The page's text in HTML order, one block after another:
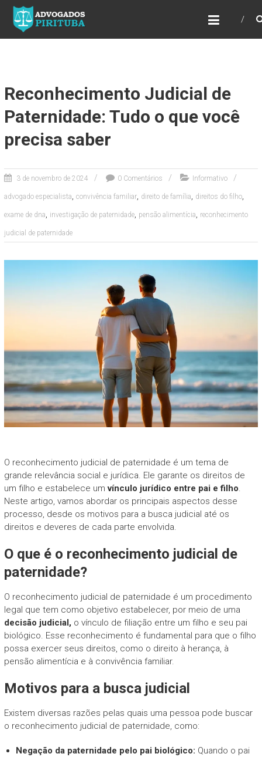
ADVOGADOS PIRITUBA
Precisando de advogado? Entre em contato!
Fazemos toda a assessoria que você
Reconhecimento Judicial de
Paternidade: Tudo o que você
precisa saber
3 de novembro de 2024 0 Comentários Informativo
advogado especialista, convivência familiar, direito de família, direitos do filho,
exame de dna, investigação de paternidade, pensão alimentícia, reconhecimento
judicial de paternidade
O reconhecimento judicial de paternidade é um tema de
grande relevância social e jurídica. Ele garante os direitos de
um filho e estabelece umvínculo jurídico entre pai e filho.
Neste artigo, vamos abordar os principais aspectos desse
processo, desde os motivos para a busca judicial até os
direitos e deveres de cada parte envolvida.
O que é o reconhecimento judicial de
paternidade?
O reconhecimento judicial de paternidade é um procedimento
legal que tem como objetivo estabelecer, por meio de uma
decisão judicial, o vínculo de filiação entre um filho e seu pai
biológico. Esse reconhecimento é fundamental para que o filho
possa exercer seus direitos, como o direito à herança, à
pensão alimentícia e à convivência familiar.
Motivos para a busca judicial
Existem diversas razões pelas quais uma pessoa pode buscar
o reconhecimento judicial de paternidade, como:
Negação da paternidade pelo pai biológico: Quando o pai